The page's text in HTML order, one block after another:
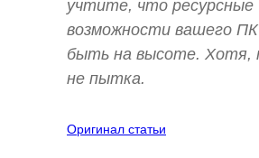
учтите, что ресурсные
возможности вашего
быть на высоте. Хотя,
не пытка.
Оригинал статьи